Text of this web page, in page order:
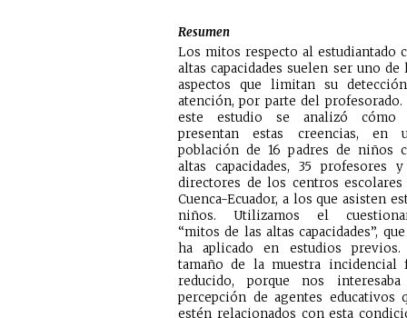
Resumen
Los mitos respecto al estudiantado
altas capacidades suelen ser uno de
aspectos que limitan su
atención, por parte del profesorado.
este estudio se analizó cómo
presentan estas creencias, en
población de 16 padres de niños
altas capacidades, 35 profesores y
directores de los centros escolares
Cuenca-Ecuador, a los que asisten
niños. Utilizamos el
“mitos de las altas capacidades”,
ha aplicado en estudios
tamaño de la muestra incidencial
reducido, porque nos
percepción de agentes educativos
estén relacionados con esta